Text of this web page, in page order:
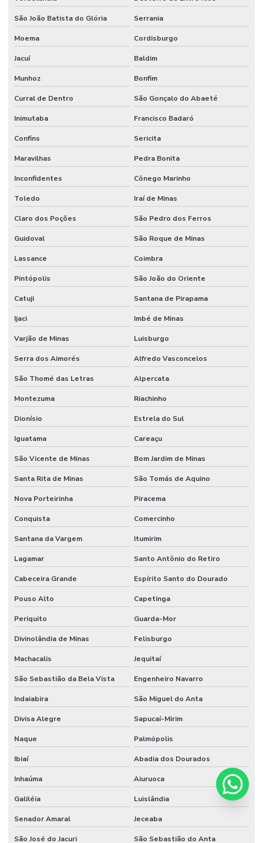
São João Batista do Glória Serrania
Moema Cordisburgo
Jacuí Baldim
Munhoz Bonfim
Curral de Dentro São Gonçalo do Abaeté
Inimutaba Francisco Badaró
Confins Sericita
Maravilhas Pedra Bonita
Inconfidentes Cônego Marinho
Toledo Iraí de Minas
Claro dos Poções São Pedro dos Ferros
Guidoval São Roque de Minas
Lassance Coimbra
Pintópolis São João do Oriente
Catuji Santana de Pirapama
Ijaci Imbé de Minas
Varjão de Minas Luisburgo
Serra dos Aimorés Alfredo Vasconcelos
São Thomé das Letras Alpercata
Montezuma Riachinho
Dionísio Estrela do Sul
Iguatama Careaçu
São Vicente de Minas Bom Jardim de Minas
Santa Rita de Minas São Tomás de Aquino
Nova Porteirinha Piracema
Conquista Comercinho
Santana da Vargem Itumirim
Lagamar Santo Antônio do Retiro
Cabeceira Grande Espírito Santo do Dourado
Pouso Alto Capetinga
Periquito Guarda-Mor
Divinolândia de Minas Felisburgo
Machacalis Jequitaí
São Sebastião da Bela Vista Engenheiro Navarro
Indaiabira São Miguel do Anta
Divisa Alegre Sapucaí-Mirim
Naque Palmópolis
Ibiaí Abadia dos Dourados
Inhaúma Aiuruoca
Galiléia Luislândia
Senador Amaral Jeceaba
São José do Jacuri São Sebastião do Anta